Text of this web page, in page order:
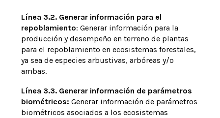
Línea 3.2. Generar información para el
repoblamiento: Generar información para la
producción y desempeño en terreno de plantas
para el repoblamiento en ecosistemas forestales,
ya sea de especies arbustivas, arbóreas y/o
ambas.
Línea 3.3. Generar información de parámetros
biométricos: Generar información de parámetros
biométricos asociados a los ecosistemas